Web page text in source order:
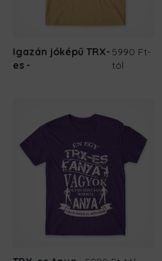
Igazán jóképű TRX-
es
5990 Ft-
tól